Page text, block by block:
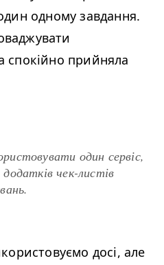
одному завдання.
спокійно прийняла
один сервіс,
чек-листів
досі, але